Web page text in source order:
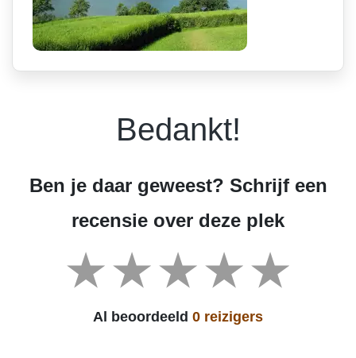
Bedankt!
Ben je daar geweest? Schrijf een
recensie over deze plek
Al beoordeeld 0 reizigers